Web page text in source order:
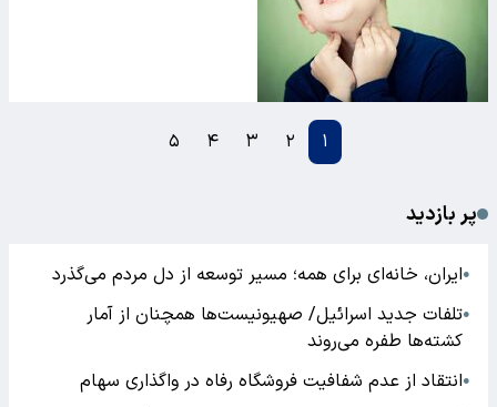
۱ ۲ ۳ ۴ ۵
پر بازدید
●ایران، خانه‌ای برای همه؛ مسیر توسعه از دل مردم می‌گذرد
●تلفات جدید اسرائیل/ صهیونیست‌ها همچنان از آمار
کشته‌ها طفره می‌روند
●انتقاد از عدم شفافیت فروشگاه رفاه در واگذاری سهام